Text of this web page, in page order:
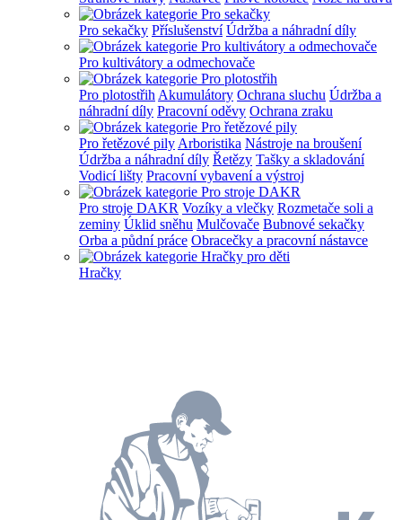
Pro sekačky Příslušenství Údržba a náhradní díly
Pro kultivátory a odmechovače
Pro plotostřih Akumulátory Ochrana sluchu Údržba a
náhradní díly Pracovní oděvy Ochrana zraku
Pro řetězové pily Arboristika Nástroje na broušení
Údržba a náhradní díly Řetězy Tašky a skladování
Vodicí lišty Pracovní vybavení a výstroj
Pro stroje DAKR Vozíky a vlečky Rozmetače soli a
zeminy Úklid sněhu Mulčovače Bubnové sekačky
Orba a půdní práce Obracečky a pracovní nástavce
Hračky